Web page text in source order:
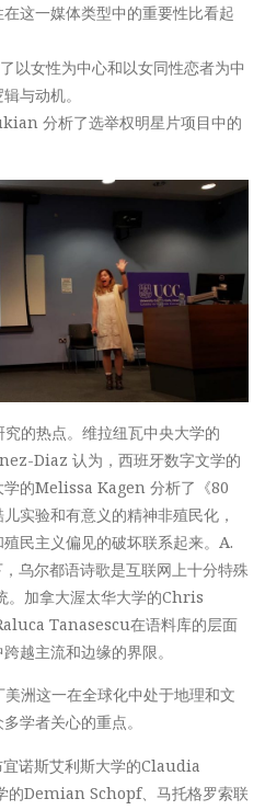
这一媒体类型中的重要性比看起
以女性为中心和以女同性恋者为中
与动机。
分析了选举权明星片项目中的
的热点。维拉纽瓦中央大学的
Diaz 认为，西班牙数字文学的
学的Melissa Kagen 分析了《80
实验和有意义的精神非殖民化，
民主义偏见的破坏联系起来。A.
乌尔都语诗歌是互联网上十分特殊
。加拿大渥太华大学的Chris
Tanasescu在语料库的层面
越主流和边缘的界限。
洲这一在全球化中处于地理和文
学者关心的重点。
诺斯艾利斯大学的Claudia
的Demian Schopf、马托格罗索联